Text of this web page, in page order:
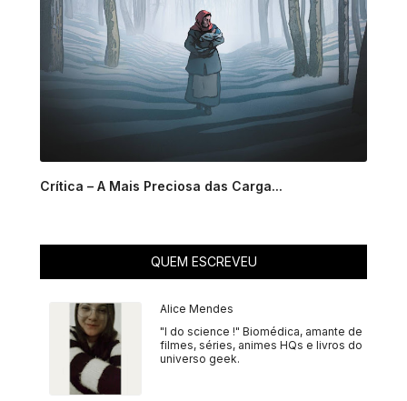
Crítica – A Mais Preciosa das Carga...
QUEM ESCREVEU
Alice Mendes
"I do science !" Biomédica, amante de
filmes, séries, animes HQs e livros do
universo geek.